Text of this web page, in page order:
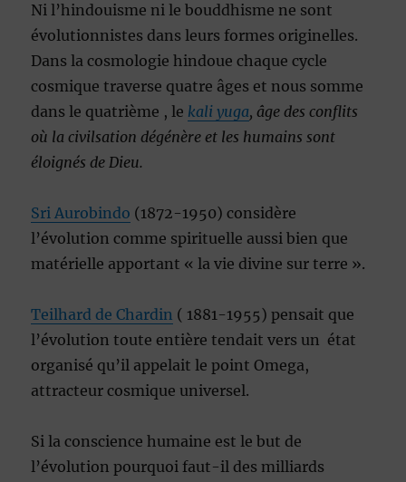
Ni l’hindouisme ni le bouddhisme ne sont
évolutionnistes dans leurs formes originelles.
Dans la cosmologie hindoue chaque cycle
cosmique traverse quatre âges et nous somme
dans le quatrième , le kali yuga, âge des conflits
où la civilsation dégénère et les humains sont
éloignés de Dieu.
Sri Aurobindo (1872-1950) considère
l’évolution comme spirituelle aussi bien que
matérielle apportant « la vie divine sur terre ».
Teilhard de Chardin ( 1881-1955) pensait que
l’évolution toute entière tendait vers un état
organisé qu’il appelait le point Omega,
attracteur cosmique universel.
Si la conscience humaine est le but de
l’évolution pourquoi faut-il des milliards